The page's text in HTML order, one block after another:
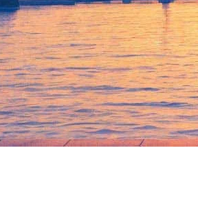
«В Сирии
правым
Версия для печати